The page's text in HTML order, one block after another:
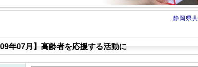
静岡県
年07月】高齢者を応援する活動に